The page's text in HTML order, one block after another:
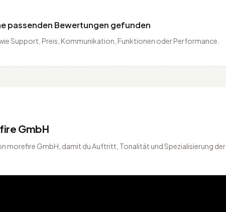
passenden Bewertungen gefunden
Support, Preis, Kommunikation, Funktionen oder Performance.
GmbH
morefire GmbH, damit du Auftritt, Tonalität und Spezialisierung der